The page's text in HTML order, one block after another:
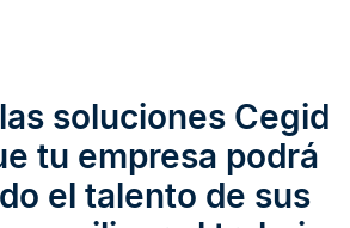
soluciones Cegid
tu empresa podrá
el talento de sus